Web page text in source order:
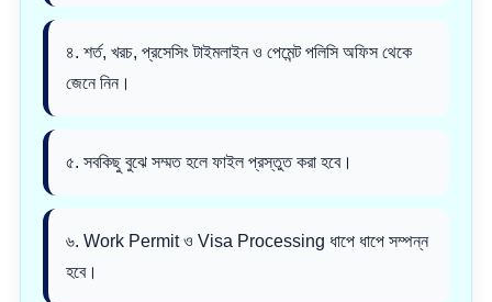
৪. শর্ত, খরচ, প্রসেসিং টাইমলাইন ও পেমেন্ট পলিসি অফিস থেকে
জেনে নিন।
৫. সবকিছু বুঝে সম্মত হলে ফাইল প্রস্তুত করা হবে।
৬. Work Permit ও Visa Processing ধাপে ধাপে সম্পন্ন
হবে।